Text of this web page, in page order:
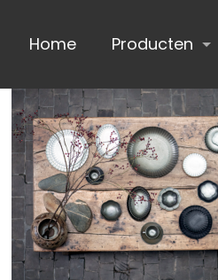
Home Producten